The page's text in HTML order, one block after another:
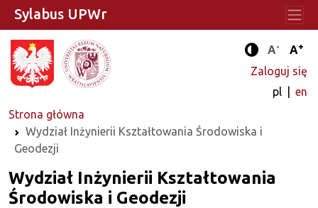
Tryb
A- A+
Zaloguj się
pl
en
Strona główna
Wydział Inżynierii Kształtowania Środowiska i
Geodezji
Sylabus UPWr
Wydział Inżynierii Kształtowania
Środowiska i Geodezji